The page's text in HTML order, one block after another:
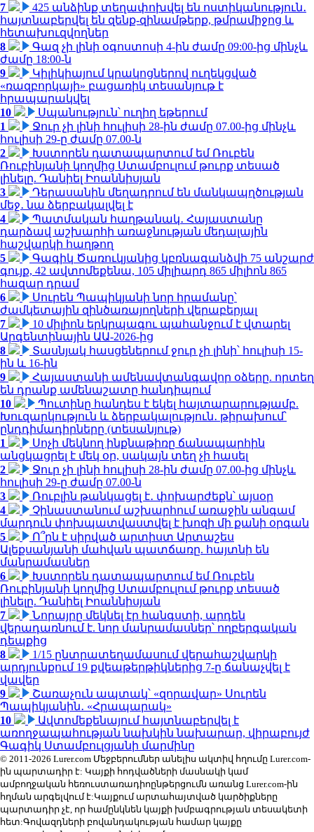
7
425 անձինք տեղափոխվել են ոստիկանություն․
հայտնաբերվել են զենք-զինամթերք, թմրամիջոց և
հետախուզվողներ
8
Գազ չի լինի օգոստոսի 4-ին ժամը 09:00-ից մինչև
ժամը 18:00-ն
9
Կիլիկիայում կրակոցներով ուղեկցված
«ռազբորկայի» բացառիկ տեսանյութ է
հրապարակվել
10
Սպանություն՝ ուղիղ եթերում
1
Ջուր չի լինի հուլիսի 28-ին ժամը 07.00-ից մինչև
հուլիսի 29-ը ժամը 07.00-ն
2
Խստորեն դատապարտում եմ Ռուբեն
Ռուբինյանի կողմից Ստամբուլում թուրք տեսած
լինելը. Դանիել Իոաննիսյան
3
Դերասանին մեղադրում են մանկապղծության
մեջ․ նա ձերբակալվել է
4
Պատմական հաղթանակ․ Հայաստանը
դարձավ աշխարհի առաջնության մեդալային
հաշվարկի հաղթող
5
Գագիկ Ծառուկյանից կբռնագանձվի 75 անշարժ
գույք, 42 ավտոմեքենա, 105 միլիարդ 865 միլիոն 865
հազար դրամ
6
Սուրեն Պապիկյանի նոր հրամանը՝
ժամկետային զինծառայողների վերաբերյալ
7
10 միլիոն երկրպագու պահանջում է վտարել
Արգենտինային ԱԱ-2026-ից
8
Տասնյակ հասցեներում ջուր չի լինի՝ հուլիսի 15-
ին և 16-ին
9
Հայաստանի ամենավտանգավոր օձերը. որտեղ
են դրանք ամենաշատը հանդիպում
10
Պուտինը հանդես է եկել հայտարարությամբ.
Խուզարկություն և ձերբակալություն․ թիրախում՝
ընդդիմադիրները (տեսանյութ)
1
Սոչի մեկնող ինքնաթիռը ճանապարհին
անցկացրել է մեկ օր, սակայն տեղ չի հասել
2
Ջուր չի լինի հուլիսի 28-ին ժամը 07.00-ից մինչև
հուլիսի 29-ը ժամը 07.00-ն
3
Ռուբլին թանկացել է․ փոխարժեքն՝ այսօր
4
Չինաստանում աշխարհում առաջին անգամ
մարդուն փոխպատվաստվել է խոզի մի քանի օրգան
5
Ո՞րն է սիրված արտիստ Արտաշես
Ալեքսանյանի մահվան պատճառը. հայտնի են
մանրամասներ
6
Խստորեն դատապարտում եմ Ռուբեն
Ռուբինյանի կողմից Ստամբուլում թուրք տեսած
լինելը. Դանիել Իոաննիսյան
7
Նորայրը մեկնել էր հանգստի, արդեն
վերադառնում է. նոր մանրամասներ՝ ողբերգական
դեպքից
8
1/15 ընտրատեղամասում վերահաշվարկի
արդյունքում 19 քվեաթերթիկներից 7-ը ճանաչվել է
վավեր
9
Շառաչուն ապտակ՝ «զորավար» Սուրեն
Պապիկյանին․ «Հրապարակ»
10
Ավտոմեքենայում հայտնաբերվել է
առողջապահության նախկին նախարար, վիրաբույժ
Գագիկ Ստամբուլցյանի մարմինը
© 2011-2026 Lurer.com Մեջբերումներ անելիս ակտիվ հղումը Lurer.com-
ին պարտադիր է: Կայքի հոդվածների մասնակի կամ
ամբողջական հեռուստառադիոընթերցումն առանց Lurer.com-ին
հղման արգելվում է:Կայքում արտահայտված կարծիքները
պարտադիր չէ, որ համընկնեն կայքի խմբագրության տեսակետի
հետ:Գովազդների բովանդակության համար կայքը